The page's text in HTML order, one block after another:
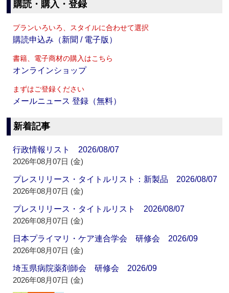
購読・購入・登録
プランいろいろ、スタイルに合わせて選択
購読申込み（新聞 / 電子版）
書籍、電子商材の購入はこちら
オンラインショップ
まずはご登録ください
メールニュース 登録（無料）
新着記事
行政情報リスト 2026/08/07
2026年08月07日 (金)
プレスリリース・タイトルリスト：新製品 2026/08/07
2026年08月07日 (金)
プレスリリース・タイトルリスト 2026/08/07
2026年08月07日 (金)
日本プライマリ・ケア連合学会 研修会 2026/09
2026年08月07日 (金)
埼玉県病院薬剤師会 研修会 2026/09
2026年08月07日 (金)